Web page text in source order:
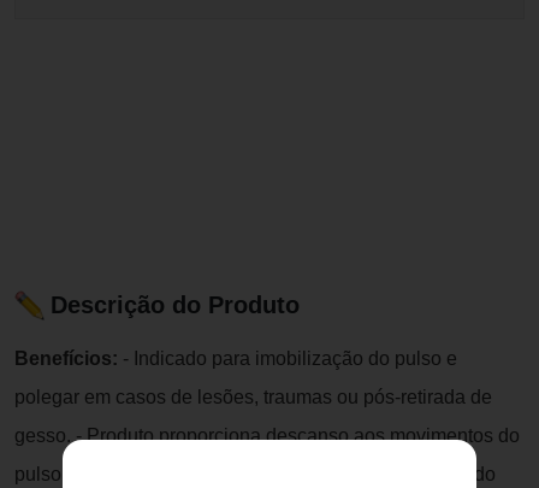
Descrição do Produto
Benefícios: - Indicado para imobilização do pulso e
polegar em casos de lesões, traumas ou pós-retirada de
gesso. - Produto proporciona descanso aos movimentos do
pulso e polegar, corrigindo posições viciosas e aliviando